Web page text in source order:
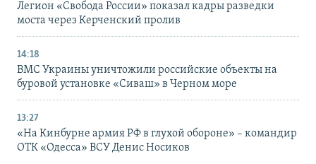
Легион «Свобода России» показал кадры разведки
моста через Керченский пролив
14:18
ВМС Украины уничтожили российские объекты на
буровой установке «Сиваш» в Черном море
13:27
«На Кинбурне армия РФ в глухой обороне» – командир
ОТК «Одесса» ВСУ Денис Носиков